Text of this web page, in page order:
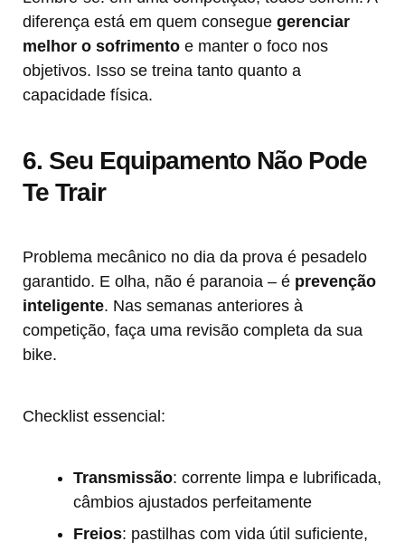
diferença está em quem consegue gerenciar
melhor o sofrimento e manter o foco nos
objetivos. Isso se treina tanto quanto a
capacidade física.
6. Seu Equipamento Não Pode
Te Trair
Problema mecânico no dia da prova é pesadelo
garantido. E olha, não é paranoia – é prevenção
inteligente. Nas semanas anteriores à
competição, faça uma revisão completa da sua
bike.
Checklist essencial:
Transmissão: corrente limpa e lubrificada,
câmbios ajustados perfeitamente
Freios: pastilhas com vida útil suficiente,